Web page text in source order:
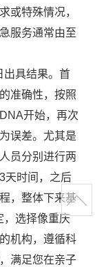
或特殊情况，
服务通常由至
出具结果。首
准确性，按照
开始，再次
误差。尤其是
员分别进行两
天时间，之后
，整体下来基
，选择像重庆
机构，遵循科
满足您在亲子